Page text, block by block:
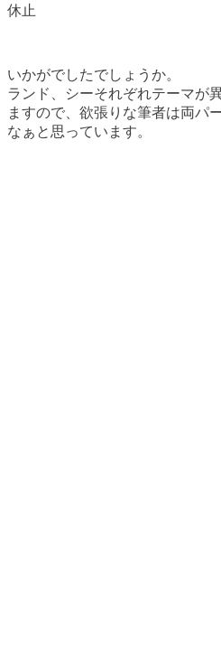
休止
いかがでしたでしょうか。
ランド、シーそれぞれテーマが
ますので、欲張りな筆者は両パ
なぁと思っています。